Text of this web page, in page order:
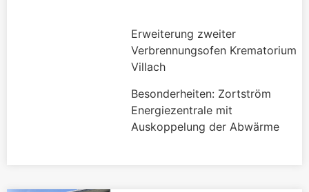
Erweiterung zweiter
Verbrennungsofen Krematorium
Villach
Besonderheiten: Zortström
Energiezentrale mit
Auskoppelung der Abwärme